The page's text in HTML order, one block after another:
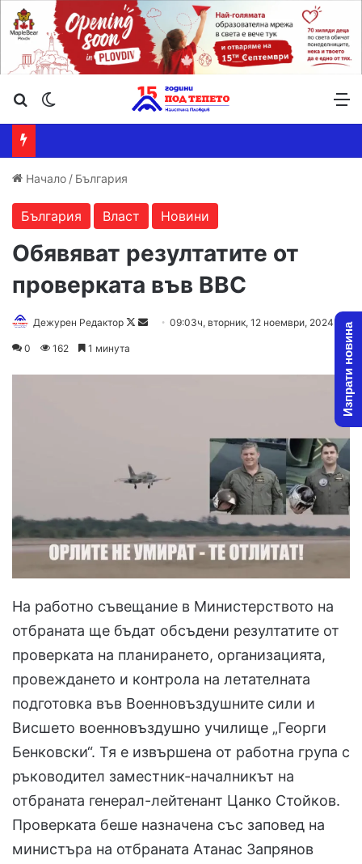
Търсене ...
Начало / България
България Власт Новини
Обявяват резултатите от
проверката във ВВС
Дежурен Редактор
Follow
Send09:03ч, вторник, 12 ноември, 2024
0 162 1 минута
На работно съвещание в Министерството на
отбраната ще бъдат обсъдени резултатите от
проверката на планирането, организацията,
провеждането и контрола на летателната
подготовка във Военновъздушните сили и
Висшето военновъздушно училище „Георги
Бенковски“. Тя е извършена от работна група с
ръководител заместник-началникът на
отбраната генерал-лейтенант Цанко Стойков.
Проверката беше назначена със заповед на
министъра на отбраната Атанас Запрянов
Изпрати новина